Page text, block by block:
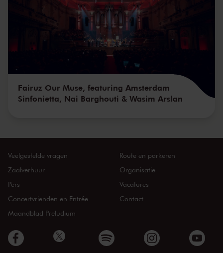
Fairuz Our Muse, featuring Amsterdam
Sinfonietta, Nai Barghouti & Wasim Arslan
Veelgestelde vragen
Zaalverhuur
Pers
Concertvrienden en Entrée
Maandblad Preludium
Route en parkeren
Organisatie
Vacatures
Contact